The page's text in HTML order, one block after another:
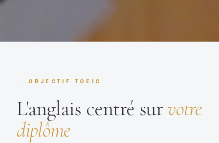
OBJECTIF TOEIC
L'anglais centré survotre
diplôme